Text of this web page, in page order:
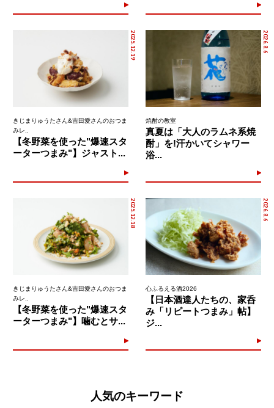
2025.12.19
きじまりゅうたさん&吉田愛さんのおつま
みレ..
【冬野菜を使った"爆速スタ
ーターつまみ"】ジャスト...
2026.8.6
焼酎の教室
真夏は「大人のラムネ系焼
酎」を!汗かいてシャワー
浴...
2025.12.18
きじまりゅうたさん&吉田愛さんのおつま
みレ..
【冬野菜を使った"爆速スタ
ーターつまみ"】噛むとサ...
2026.8.6
心ふるえる酒2026
【日本酒達人たちの、家呑
み「リピートつまみ」帖】
ジ...
人気のキーワード